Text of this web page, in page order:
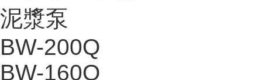
泥漿泵
BW-200Q
BW-160Q